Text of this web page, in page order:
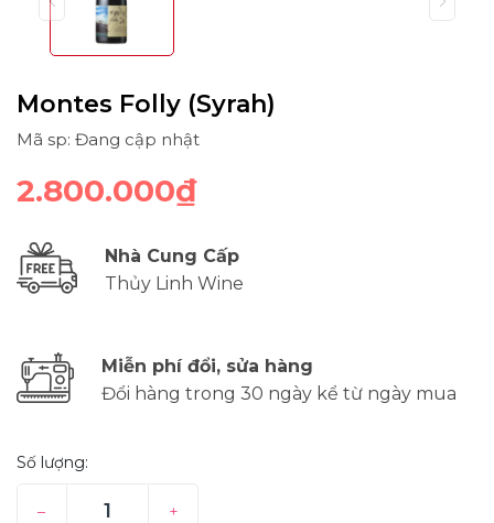
Montes Folly (Syrah)
Mã sp: Đang cập nhật
2.800.000₫
Nhà Cung Cấp
Thủy Linh Wine
Miễn phí đổi, sửa hàng
Đổi hàng trong 30 ngày kể từ ngày mua
Số lượng:
– +